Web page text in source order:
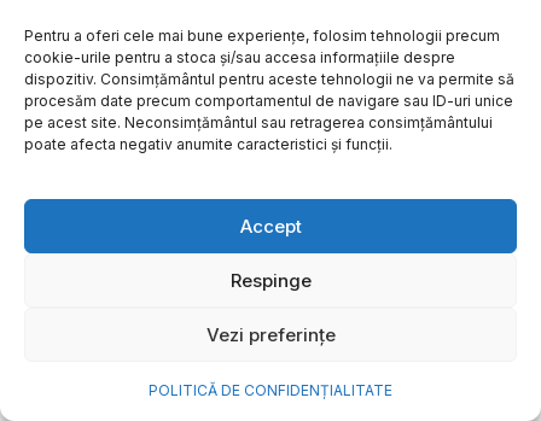
Pentru a oferi cele mai bune experiențe, folosim tehnologii precum
cookie-urile pentru a stoca și/sau accesa informațiile despre
dispozitiv. Consimțământul pentru aceste tehnologii ne va permite să
procesăm date precum comportamentul de navigare sau ID-uri unice
pe acest site. Neconsimțământul sau retragerea consimțământului
poate afecta negativ anumite caracteristici și funcții.
Accept
Respinge
Vezi preferințe
POLITICĂ DE CONFIDENȚIALITATE
frumoase amintiri ale verii într-